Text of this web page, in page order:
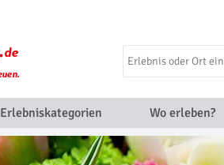
Erlebniskategorien Wo erleben?